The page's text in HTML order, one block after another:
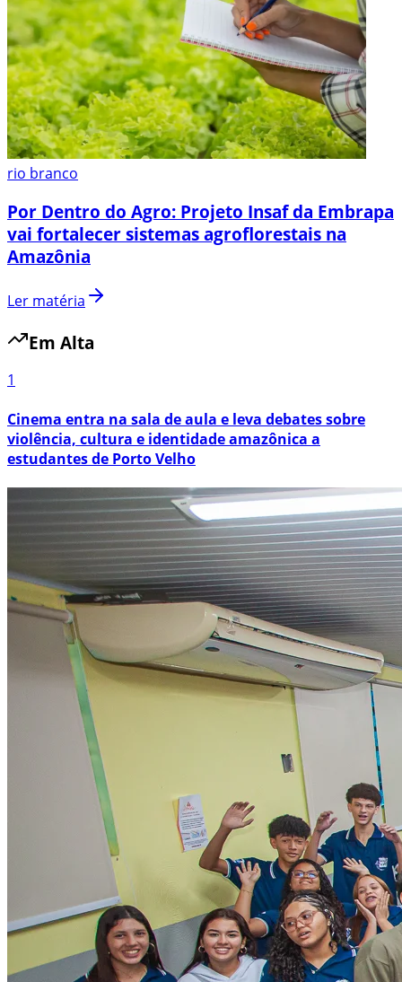
rio branco
Por Dentro do Agro: Projeto Insaf da Embrapa
vai fortalecer sistemas agroflorestais na
Amazônia
Ler matéria
Em Alta
1
Cinema entra na sala de aula e leva debates sobre
violência, cultura e identidade amazônica a
estudantes de Porto Velho